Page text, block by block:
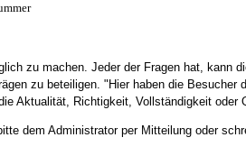
zu machen. Jeder der Fragen hat, kann
zu beteiligen. "Hier haben die
Aktualität, Richtigkeit, Vollständigkeit oder
dem Administrator per Mitteilung oder